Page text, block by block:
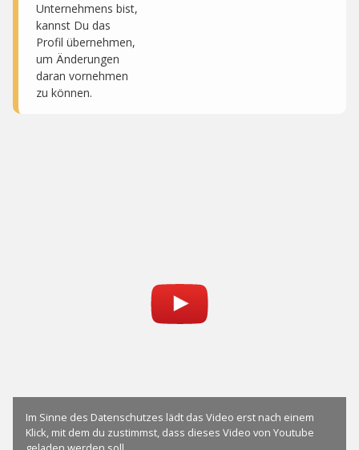
Unternehmens bist,
kannst Du das
Profil übernehmen,
um Änderungen
daran vornehmen
zu können.